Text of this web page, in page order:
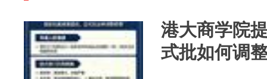
港大商学院
式批如何调